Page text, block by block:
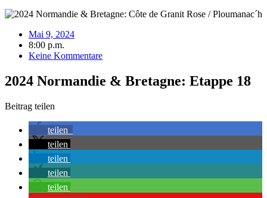
Mai 9, 2024
8:00 p.m.
Keine Kommentare
2024 Normandie & Bretagne: Etappe 18
Beitrag teilen
teilen
teilen
teilen
teilen
teilen